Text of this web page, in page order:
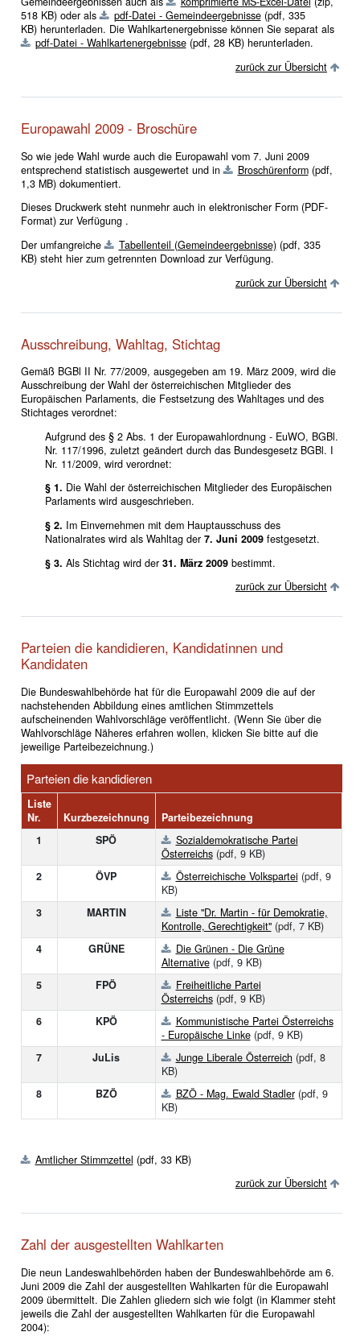
518 KB)oder als pdf-Datei - Gemeindeergebnisse(pdf, 335
KB)herunterladen. Die Wahlkartenergebnisse können Sie separat als
pdf-Datei - Wahlkartenergebnisse(pdf, 28 KB)herunterladen.
zurück zur Übersicht
Europawahl 2009 - Broschüre
So wie jede Wahl wurde auch die Europawahl vom 7. Juni 2009
entsprechend statistisch ausgewertet und in
Broschürenform(pdf,
1,3 MB) dokumentiert.
Dieses Druckwerk steht nunmehr auch in elektronischer Form (PDF-
Format) zur Verfügung .
Der umfangreiche
Tabellenteil (Gemeindeergebnisse)(pdf, 335
KB)steht hier zum getrennten Download zur Verfügung.
zurück zur Übersicht
Ausschreibung, Wahltag, Stichtag
Gemäß BGBl II Nr. 77/2009, ausgegeben am 19. März 2009, wird die
Ausschreibung der Wahl der österreichischen Mitglieder des
Europäischen Parlaments, die Festsetzung des Wahltages und des
Stichtages verordnet:
Aufgrund des § 2 Abs. 1 der Europawahlordnung - EuWO, BGBl.
Nr. 117/1996, zuletzt geändert durch das Bundesgesetz BGBl. I
Nr. 11/2009, wird verordnet:
§ 1. Die Wahl der österreichischen Mitglieder des Europäischen
Parlaments wird ausgeschrieben.
§ 2. Im Einvernehmen mit dem Hauptausschuss des
Nationalrates wird als Wahltag der 7. Juni 2009festgesetzt.
§ 3. Als Stichtag wird der 31. März 2009bestimmt.
zurück zur Übersicht
Parteien die kandidieren, Kandidatinnen und
Kandidaten
Die Bundeswahlbehörde hat für die Europawahl 2009 die auf der
nachstehenden Abbildung eines amtlichen Stimmzettels
aufscheinenden Wahlvorschläge veröffentlicht. (Wenn Sie über die
Wahlvorschläge Näheres erfahren wollen, klicken Sie bitte auf die
jeweilige Parteibezeichnung.)
Parteien die kandidieren
Liste
Nr.
Kurzbezeichnung
Parteibezeichnung
1
SPÖ
Sozialdemokratische Partei
Österreichs(pdf, 9 KB)
2
ÖVP Österreichische Volkspartei (pdf, 9
KB)
3
MARTIN
Liste "Dr. Martin - für Demokratie,
Kontrolle, Gerechtigkeit"(pdf, 7 KB)
4
GRÜNE
Die Grünen - Die Grüne
Alternative(pdf, 9 KB)
5
FPÖ
Freiheitliche Partei
Österreichs(pdf, 9 KB)
6
KPÖ
Kommunistische Partei Österreichs
- Europäische Linke(pdf, 9 KB)
7
JuLis Junge Liberale Österreich(pdf, 8
KB)
8
BZÖ BZÖ - Mag. Ewald Stadler(pdf, 9
KB)
Amtlicher Stimmzettel (pdf, 33 KB)
zurück zur Übersicht
Zahl der ausgestellten Wahlkarten
Die neun Landeswahlbehörden haben der Bundeswahlbehörde am 6.
Juni 2009 die Zahl der ausgestellten Wahlkarten für die Europawahl
2009 übermittelt. Die Zahlen gliedern sich wie folgt (in Klammer steht
jeweils die Zahl der ausgestellten Wahlkarten für die Europawahl
2004):